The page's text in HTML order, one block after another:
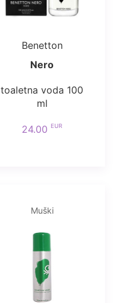
Benetton
Nero
toaletna voda 100
ml
24.00 EUR
Muški